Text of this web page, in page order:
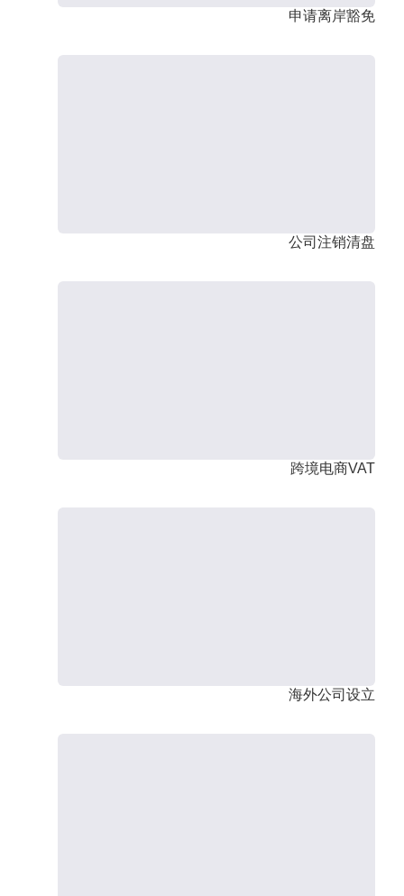
申请离岸豁免
公司注销清盘
跨境电商VAT
海外公司设立